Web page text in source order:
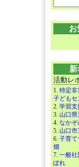
お
活動レ
1. 特定非
子どもセ
2. 学習支
3. 山口
4. なかぞ
5. 山口
6. 子育て
畑
7. 一般社
ぽれ